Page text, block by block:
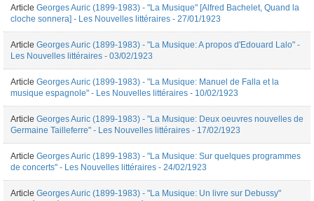
Article Georges Auric (1899-1983) - "La Musique" [Alfred Bachelet, Quand la
cloche sonnera] - Les Nouvelles littéraires - 27/01/1923
Article Georges Auric (1899-1983) - "La Musique: A propos d'Edouard Lalo" -
Les Nouvelles littéraires - 03/02/1923
Article Georges Auric (1899-1983) - "La Musique: Manuel de Falla et la
musique espagnole" - Les Nouvelles littéraires - 10/02/1923
Article Georges Auric (1899-1983) - "La Musique: Deux oeuvres nouvelles de
Germaine Tailleferre" - Les Nouvelles littéraires - 17/02/1923
Article Georges Auric (1899-1983) - "La Musique: Sur quelques programmes
de concerts" - Les Nouvelles littéraires - 24/02/1923
Article Georges Auric (1899-1983) - "La Musique: Un livre sur Debussy"